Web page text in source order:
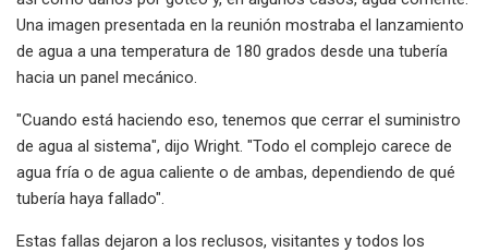
Una imagen presentada en la reunión mostraba el lanzamiento
de agua a una temperatura de 180 grados desde una tubería
hacia un panel mecánico.
"Cuando está haciendo eso, tenemos que cerrar el suministro
de agua al sistema", dijo Wright. "Todo el complejo carece de
agua fría o de agua caliente o de ambas, dependiendo de qué
tubería haya fallado".
Estas fallas dejaron a los reclusos, visitantes y todos los